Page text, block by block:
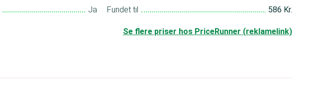
Ja Fundet til 586 Kr.
Se flere priser hos PriceRunner (reklamelink)